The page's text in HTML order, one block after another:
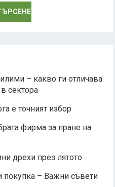
– какво ги отличава
сектора
е точният избор
фирма за пране на
дрехи през лятото
покупка – Важни съвети